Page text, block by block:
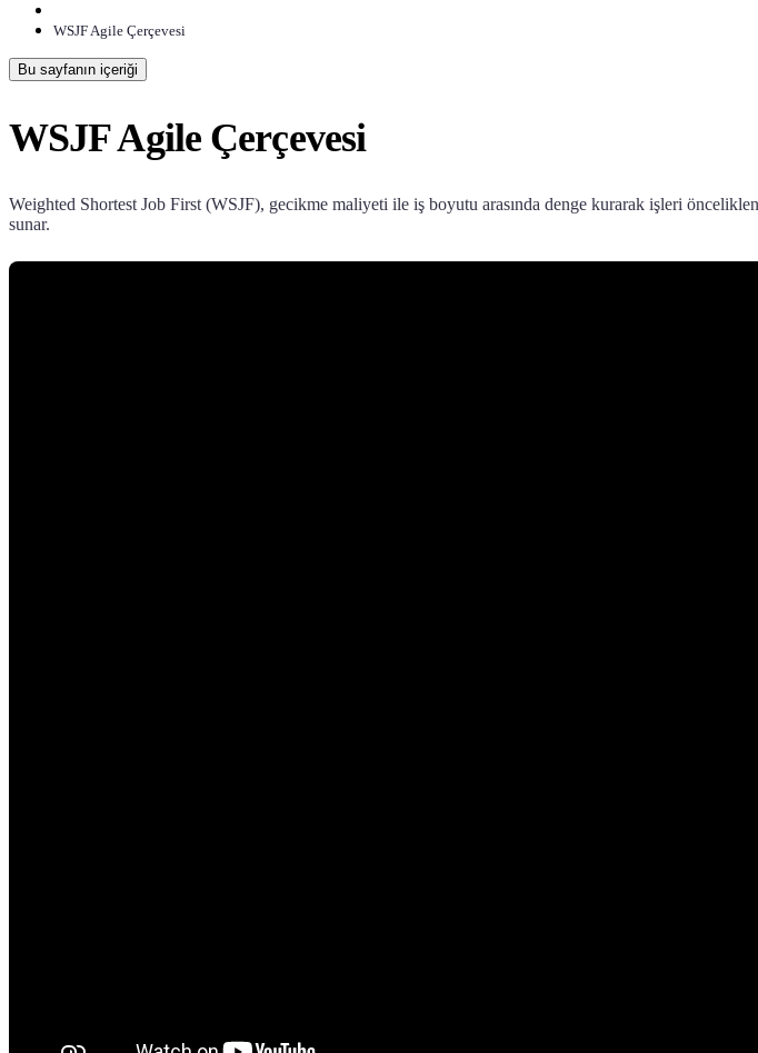
WSJF Agile Çerçevesi
Bu sayfanın içeriği
WSJF Agile Çerçevesi
Weighted Shortest Job First (WSJF), gecikme maliyeti ile iş boyutu arasında denge kurarak işleri
sunar.